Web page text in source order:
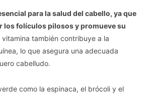
para la salud del cabello, ya que
los folículos pilosos y promueve su
vitamina también contribuye a la
lo que asegura una adecuada
cabelludo.
como la espinaca, el brócoli y el